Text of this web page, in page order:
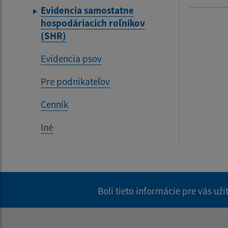
Evidencia samostatne
hospodáriacich roľníkov
(SHR)
Evidencia psov
Pre podnikateľov
Cenník
Iné
Boli tieto informácie pre vás